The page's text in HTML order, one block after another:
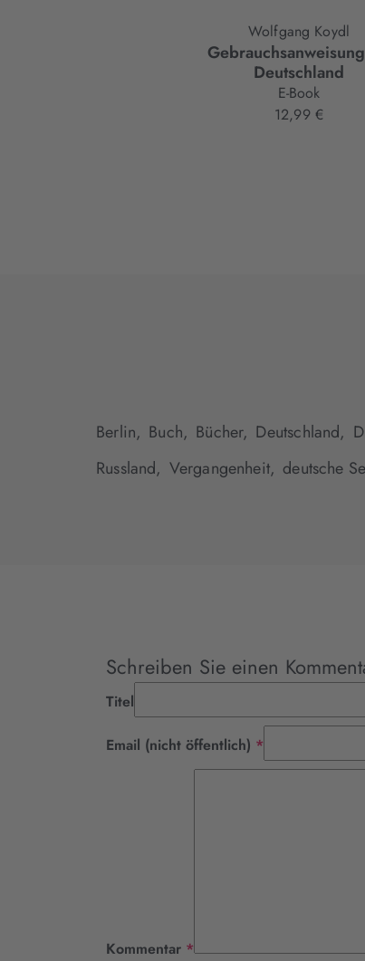
Wolfgang Koydl
Deutschland
E-Book
12,99 €
Berlin, Buch, Bücher, Deutschland,
Russland, Vergangenheit, deutsche
Schreiben Sie einen
Titel
Email (nicht öffentlich) *
Kommentar *Pflichtfeld